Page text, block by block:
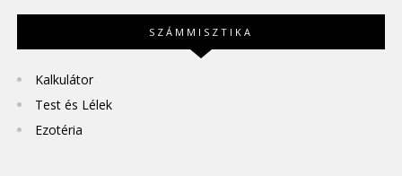
SZÁMMISZTIKA
Kalkulátor
Test és Lélek
Ezotéria